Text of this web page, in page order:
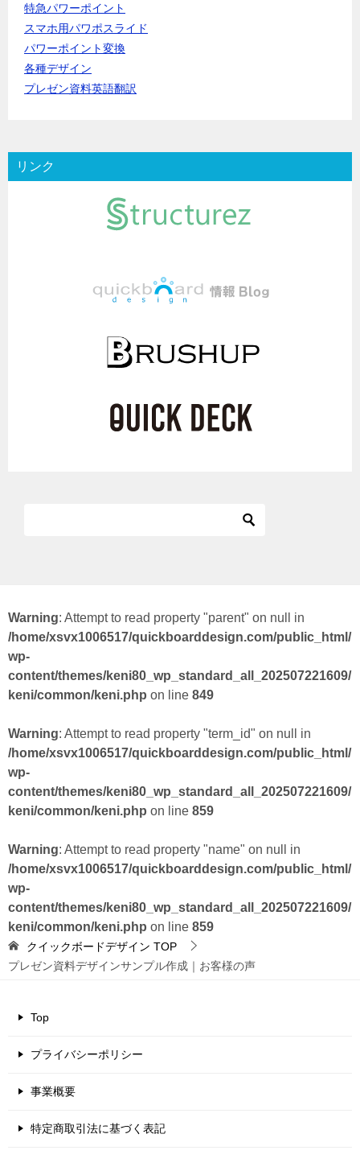
特急パワーポイント
スマホ用パワポスライド
パワーポイント変換
各種デザイン
プレゼン資料英語翻訳
リンク
Warning: Attempt to read property "parent" on null in
/home/xsvx1006517/quickboarddesign.com/public_html/
wp-
content/themes/keni80_wp_standard_all_202507221609/
keni/common/keni.php on line 849
Warning: Attempt to read property "term_id" on null in
/home/xsvx1006517/quickboarddesign.com/public_html/
wp-
content/themes/keni80_wp_standard_all_202507221609/
keni/common/keni.php on line 859
Warning: Attempt to read property "name" on null in
/home/xsvx1006517/quickboarddesign.com/public_html/
wp-
content/themes/keni80_wp_standard_all_202507221609/
keni/common/keni.php on line 859
クイックボードデザイン TOP
プレゼン資料デザインサンプル作成｜お客様の声
Top
プライバシーポリシー
事業概要
特定商取引法に基づく表記